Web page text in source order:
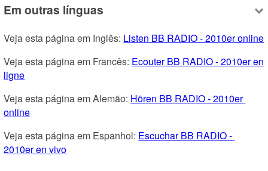
Em outras línguas
Veja esta página em Inglês: Listen BB RADIO - 2010er online
Veja esta página em Francês: Ecouter BB RADIO - 2010er en
ligne
Veja esta página em Alemão: Hören BB RADIO - 2010er
online
Veja esta página em Espanhol: Escuchar BB RADIO -
2010er en vivo